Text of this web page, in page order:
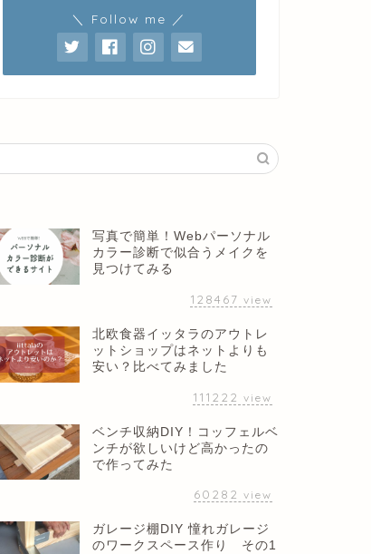
＼ Follow me ／
写真で簡単！Webパーソナル
カラー診断で似合うメイクを
見つけてみる
128467 view
北欧食器イッタラのアウトレ
ットショップはネットよりも
安い？比べてみました
111222 view
ベンチ収納DIY！コッフェルベ
ンチが欲しいけど高かったの
で作ってみた
60282 view
ガレージ棚DIY 憧れガレージ
のワークスペース作り その1